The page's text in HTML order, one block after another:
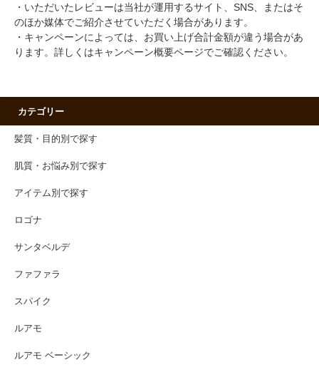
・いただいたレビューは当社が運用するサイト、SNS、またはそ
のほか媒体でご紹介させていただく場合があります。
・キャンペーンによっては、お買い上げ合計金額が違う場合があ
ります。詳しくはキャンペーン概要ページでご確認ください。
カテゴリー
髪質・目的別で探す
肌質・お悩み別で探す
アイテム別で探す
ロゴナ
サンタベルデ
ファファラ
スパイク
ルアモ
ルアモ ベーシック